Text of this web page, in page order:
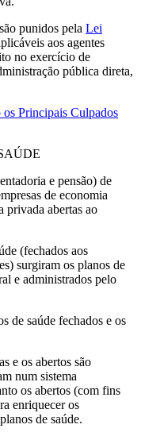
punidos pela Lei
aos agentes
no exercício de
pública direta,
os Principais Culpados
e pensão) de
de economia
privada abertas ao
(fechados aos
surgiram os planos de
e administrados pelo
de saúde fechados e os
e os abertos são
num sistema
os abertos (com fins
enriquecer os
de saúde.